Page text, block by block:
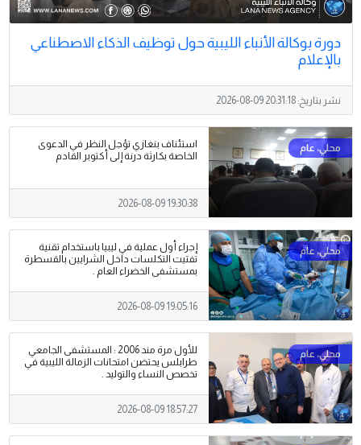
دورة بوكالة الأنباء الليبية حول توظيف الذكاء الاصطناعي
بالإعلام
نشر بتاريخ:2026-08-09 20:31:18
استئناف بنغازي تؤجل النظر في الدعوى
الخاصة بكارثة درنة إلى أكتوبر القادم
2026-08-09 19:30:38
إجراء أول عملية في ليبيا باستخدام تقنية
تفتيت التكلسات داخل الشرايين بالقسطرة
بمستشفى الخضراء العام .
2026-08-09 19:05:16
للأول مرة مند 2006 : المستشفى الجامعي
طرابلس يحتضن امتحانات الزمالة الليبية في
تخصص النساء والتوليد .
2026-08-09 18:57:27